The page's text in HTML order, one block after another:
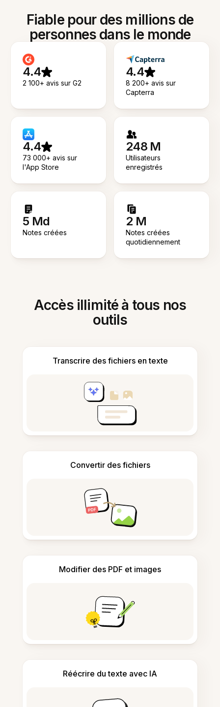
Fiable pour des millions de
personnes dans le monde
4.4
2 100+ avis sur G2
4.4
8 200+ avis sur
Capterra
4.4
73 000+ avis sur
l'App Store
248 M
Utilisateurs
enregistrés
5 Md
Notes créées
2 M
Notes créées
quotidiennement
Accès illimité à tous nos
outils
Transcrire des fichiers en texte
Convertir des fichiers
Modifier des PDF et images
Réécrire du texte avec IA